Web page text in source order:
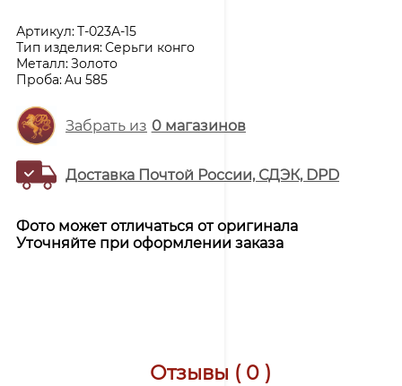
Артикул:Т-023А-15
Тип изделия:Серьги конго
Металл:Золото
Проба:Au 585
Забрать из 0магазинов
Доставка Почтой России, СДЭК, DPD
Фото может отличаться от оригинала
Уточняйте при оформлении заказа
Отзывы ( 0 )